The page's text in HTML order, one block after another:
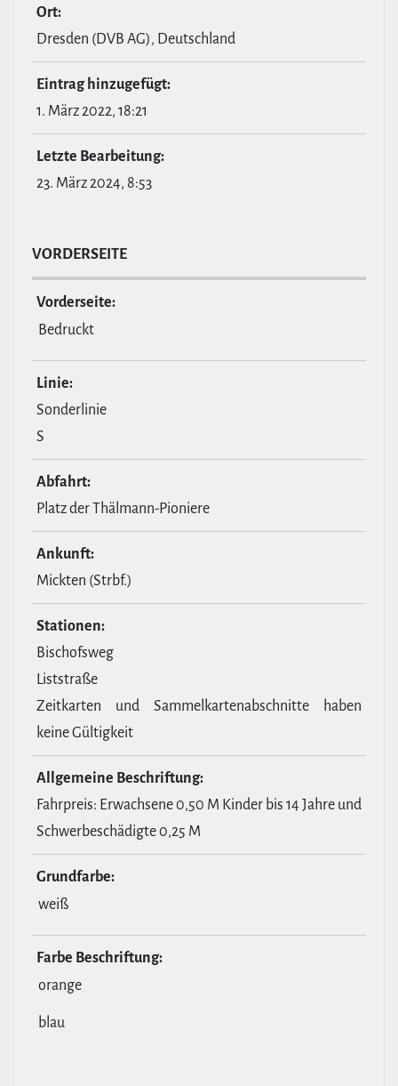
Ort:
Dresden (DVB AG), Deutschland
Eintrag hin­zu­ge­fügt:
1. März 2022, 18:21
Letzte Bear­bei­tung:
23. März 2024, 8:53
VOR­DER­SEITE
Vor­der­seite:
Bedruckt
Linie:
Sonderlinie
S
Abfahrt:
Platz der Thälmann-Pioniere
Ankunft:
Mickten (Strbf.)
Stationen:
Bischofsweg
Liststraße
Zeitkarten und Sammelkartenabschnitte haben
keine Gültigkeit
All­ge­meine Beschrif­tung:
Fahrpreis: Erwachsene 0,50 M Kinder bis 14 Jahre und
Schwerbeschädigte 0,25 M
Grund­farbe:
weiß
Farbe Beschrif­tung:
orange
blau